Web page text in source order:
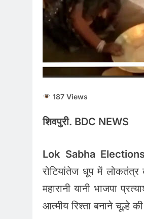
187 Views
शिवपुरी. BDC NEWS
Lok Sabha
रोटियांतेज धूप में लोकतंत्र
महारानी यानी भाजपा
आत्मीय रिश्ता बनाने चूल्हे